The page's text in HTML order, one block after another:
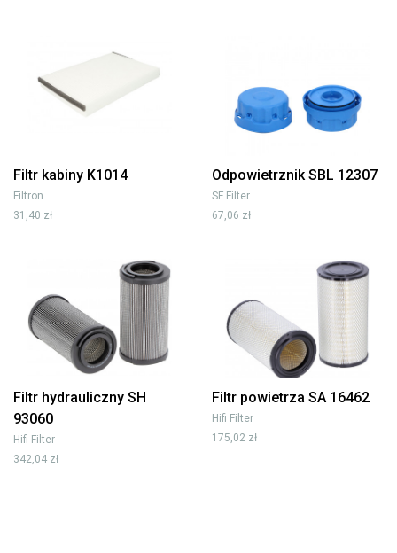
Filtr kabiny K1014
Filtron
31,40 zł
Odpowietrznik SBL 12307
SF Filter
67,06 zł
Filtr hydrauliczny SH
93060
Hifi Filter
342,04 zł
Filtr powietrza SA 16462
Hifi Filter
175,02 zł